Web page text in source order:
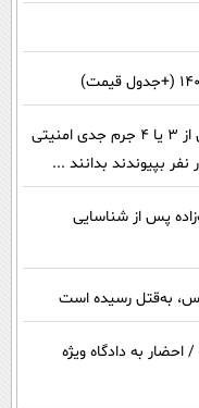
گفته‌های یک روحانی تندرو و ردپای بیش از ۳ یا ۴ جرم جدی امنیتی
پس از شناسایی
به‌قتل رسیده است
به دادگاه ویژه